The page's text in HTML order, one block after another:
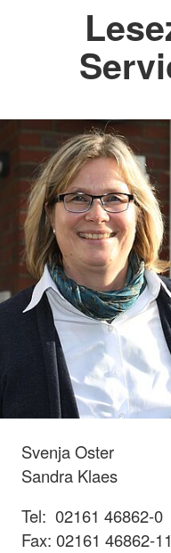
Svenja Oster
Sandra Klaes
Tel: 02161 46862-0
Fax: 02161 46862-